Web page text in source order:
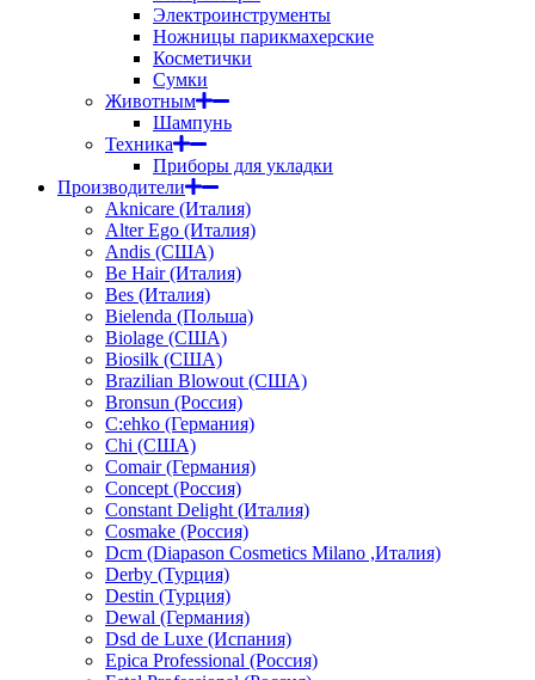
Электроинструменты
Ножницы парикмахерские
Косметички
Сумки
Животным
Шампунь
Техника
Приборы для укладки
Производители
Aknicare (Италия)
Alter Ego (Италия)
Andis (США)
Be Hair (Италия)
Bes (Италия)
Bielenda (Польша)
Biolage (США)
Biosilk (США)
Brazilian Blowout (США)
Bronsun (Россия)
C:ehko (Германия)
Chi (США)
Comair (Германия)
Concept (Россия)
Constant Delight (Италия)
Cosmake (Россия)
Dcm (Diapason Cosmetics Milano ,Италия)
Derby (Турция)
Destin (Турция)
Dewal (Германия)
Dsd de Luxe (Испания)
Epica Professional (Россия)